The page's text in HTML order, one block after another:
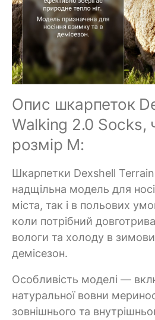
Опис шкарпеток
Walking 2.0 Socks,
розмір M:
Шкарпетки Dexshell
надщільна модель для
міста, так і в польових
коли потрібний
вологи та холоду в
демісезон.
Особливість моделі —
натуральної вовни
зовнішнього та